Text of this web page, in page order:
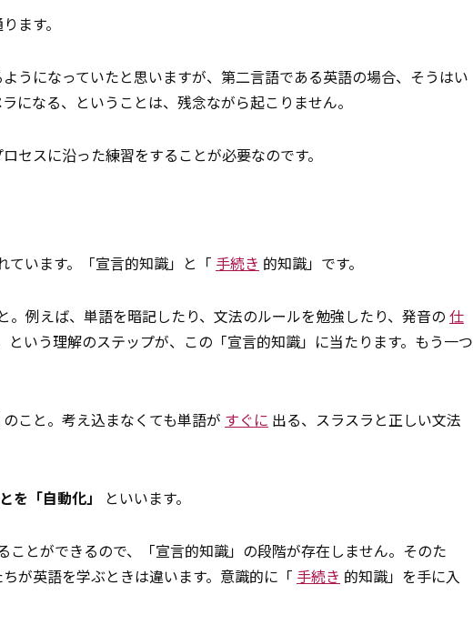
ます。
うになっていたと思いますが、第二言語である英語の場合、そうはい
になる、ということは、残念ながら起こりません。
セスに沿った練習をすることが必要なのです。
ています。「宣言的知識」と「 手続き 的知識」です。
。例えば、単語を暗記したり、文法のルールを勉強したり、発音の 仕
いう理解のステップが、この「宣言的知識」に当たります。もう一つ
のこと。考え込まなくても単語が すぐに 出る、スラスラと正しい文法
を「自動化」 といいます。
ことができるので、「宣言的知識」の段階が存在しません。そのた
が英語を学ぶときは違います。意識的に「 手続き 的知識」を手に入